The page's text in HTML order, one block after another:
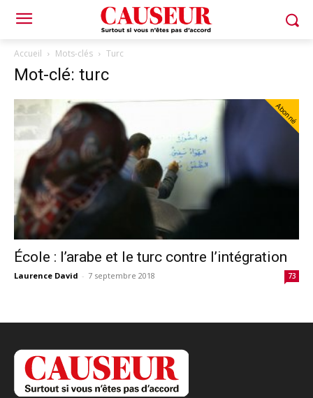
Accueil Mots-clés Turc
Mot-clé: turc
Abonné
École : l’arabe et le turc contre l’intégration
Laurence David - 7 septembre 2018 73